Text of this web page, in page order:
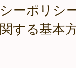
ーポリシ
する基本